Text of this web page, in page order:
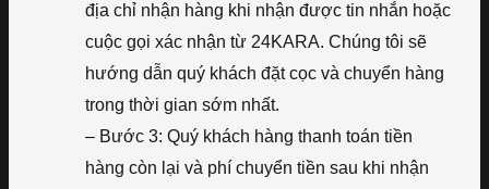
địa chỉ nhận hàng khi nhận được tin nhắn hoặc
cuộc gọi xác nhận từ 24KARA. Chúng tôi sẽ
hướng dẫn quý khách đặt cọc và chuyển hàng
trong thời gian sớm nhất.
– Bước 3: Quý khách hàng thanh toán tiền
hàng còn lại và phí chuyển tiền sau khi nhận